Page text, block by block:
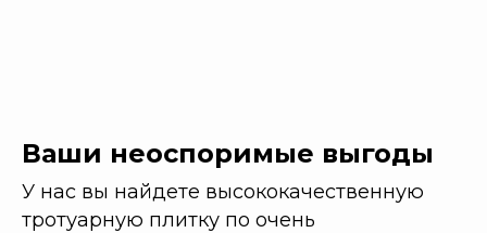
Ваши неоспоримые выгоды
У нас вы найдете высококачественную
тротуарную плитку по очень